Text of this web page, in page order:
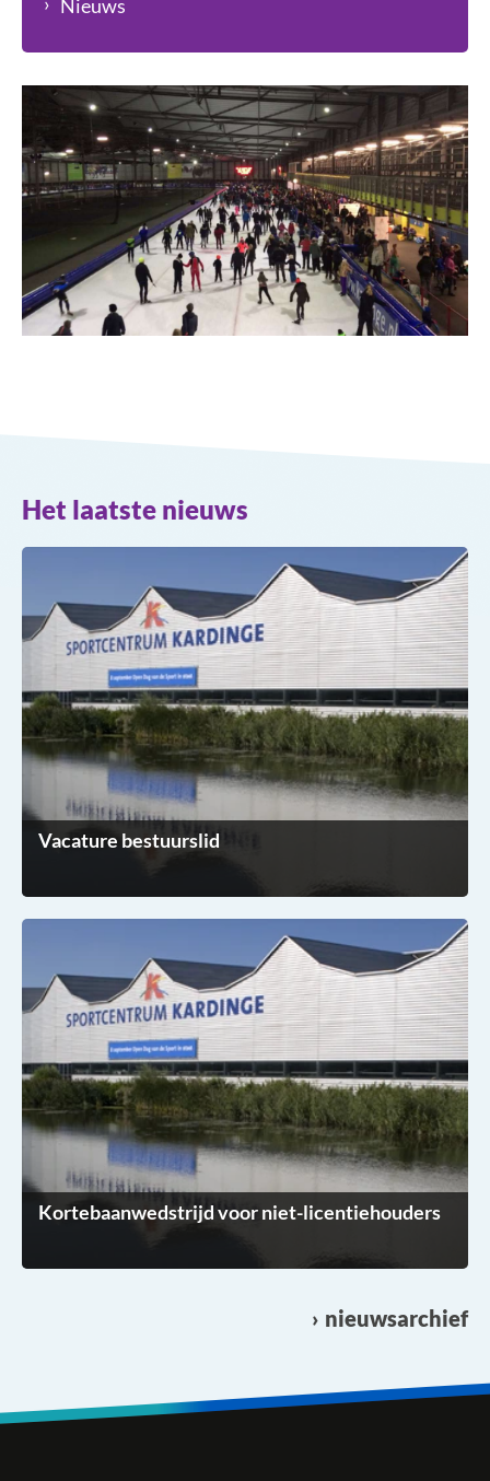
Nieuws
Het laatste nieuws
Vacature bestuurslid
Kortebaanwedstrijd voor niet-licentiehouders
nieuwsarchief